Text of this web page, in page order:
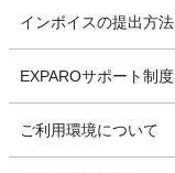
インボイスの提出方法
EXPAROサポート制度
ご利用環境について